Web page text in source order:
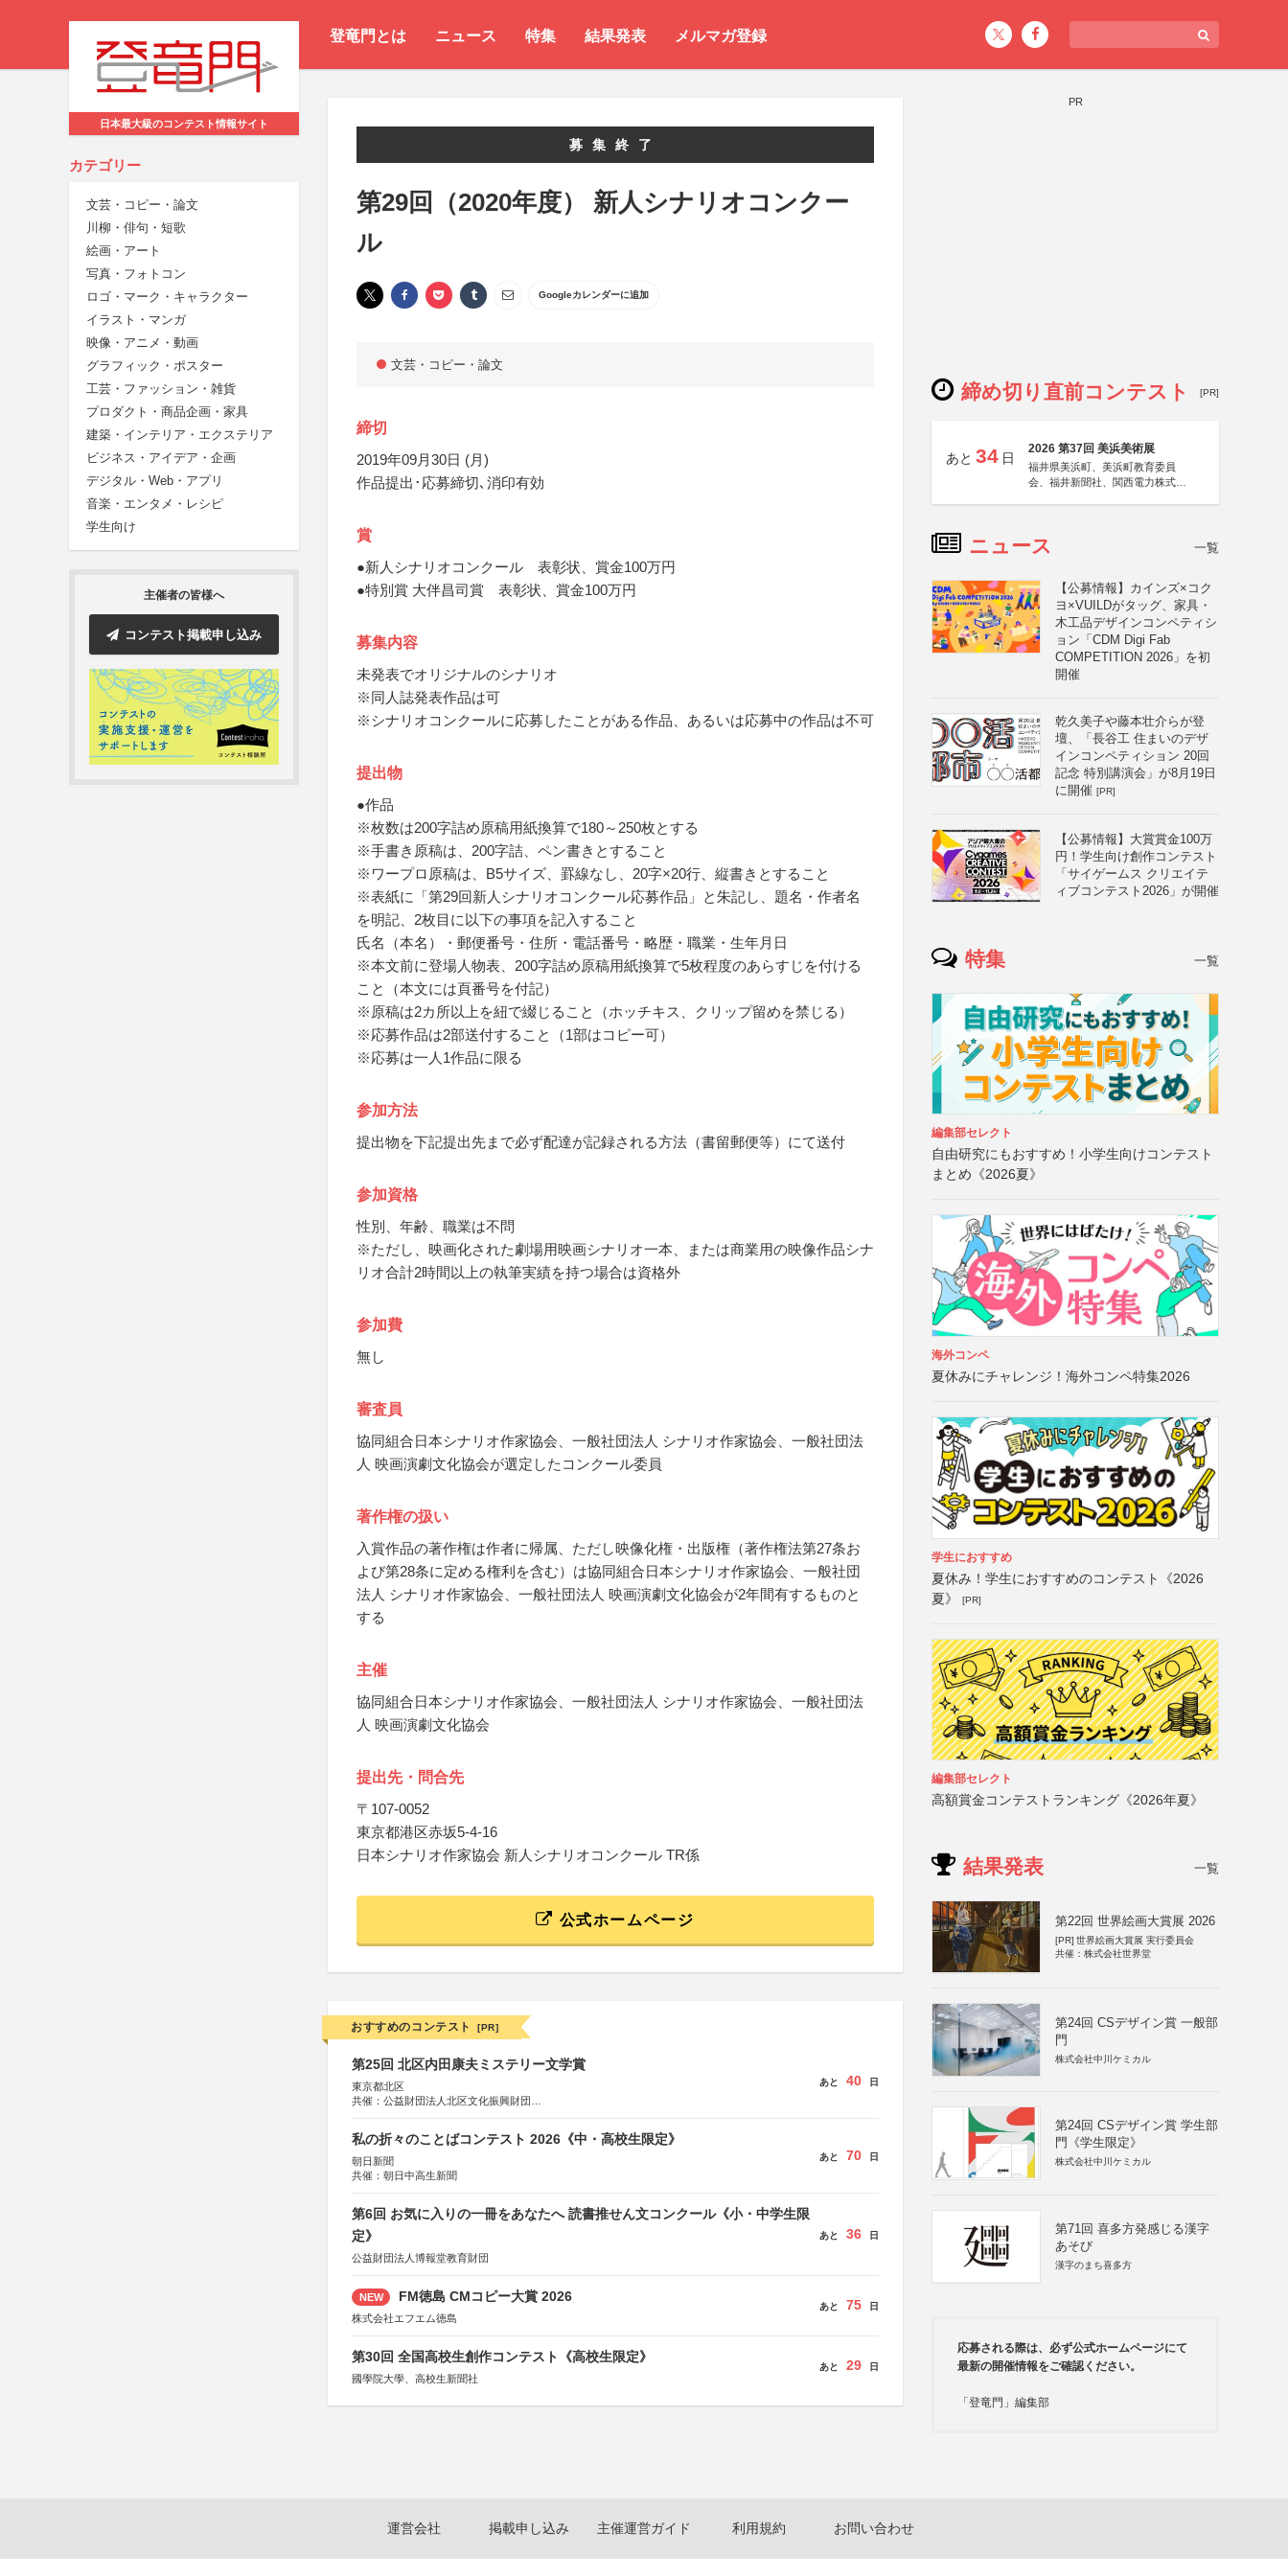
登竜門とは ニュース 特集 結果発表 メルマガ登録
日本最大級のコンテスト情報サイト
カテゴリー
文芸・コピー・論文
川柳・俳句・短歌
絵画・アート
写真・フォトコン
ロゴ・マーク・キャラクター
イラスト・マンガ
映像・アニメ・動画
グラフィック・ポスター
工芸・ファッション・雑貨
プロダクト・商品企画・家具
建築・インテリア・エクステリア
ビジネス・アイデア・企画
デジタル・Web・アプリ
音楽・エンタメ・レシピ
学生向け
主催者の皆様へ
コンテスト掲載申し込み
募集終了
第29回（2020年度） 新人シナリオコンクー
ル
Googleカレンダーに追加
文芸・コピー・論文
締切
2019年09月30日 (月)
作品提出･応募締切､消印有効
賞
●新人シナリオコンクール 表彰状、賞金100万円
●特別賞 大伴昌司賞 表彰状、賞金100万円
募集内容
未発表でオリジナルのシナリオ
※同人誌発表作品は可
※シナリオコンクールに応募したことがある作品、あるいは応募中の作品は不可
提出物
●作品
※枚数は200字詰め原稿用紙換算で180～250枚とする
※手書き原稿は、200字詰、ペン書きとすること
※ワープロ原稿は、B5サイズ、罫線なし、20字×20行、縦書きとすること
※表紙に「第29回新人シナリオコンクール応募作品」と朱記し、題名・作者名
を明記、2枚目に以下の事項を記入すること
氏名（本名）・郵便番号・住所・電話番号・略歴・職業・生年月日
※本文前に登場人物表、200字詰め原稿用紙換算で5枚程度のあらすじを付ける
こと（本文には頁番号を付記）
※原稿は2カ所以上を紐で綴じること（ホッチキス、クリップ留めを禁じる）
※応募作品は2部送付すること（1部はコピー可）
※応募は一人1作品に限る
参加方法
提出物を下記提出先まで必ず配達が記録される方法（書留郵便等）にて送付
参加資格
性別、年齢、職業は不問
※ただし、映画化された劇場用映画シナリオ一本、または商業用の映像作品シナ
リオ合計2時間以上の執筆実績を持つ場合は資格外
参加費
無し
審査員
協同組合日本シナリオ作家協会、一般社団法人 シナリオ作家協会、一般社団法
人 映画演劇文化協会が選定したコンクール委員
著作権の扱い
入賞作品の著作権は作者に帰属、ただし映像化権・出版権（著作権法第27条お
よび第28条に定める権利を含む）は協同組合日本シナリオ作家協会、一般社団
法人 シナリオ作家協会、一般社団法人 映画演劇文化協会が2年間有するものと
する
主催
協同組合日本シナリオ作家協会、一般社団法人 シナリオ作家協会、一般社団法
人 映画演劇文化協会
提出先・問合先
〒107-0052
東京都港区赤坂5-4-16
日本シナリオ作家協会 新人シナリオコンクール TR係
公式ホームページ
おすすめのコンテスト [PR]
第25回 北区内田康夫ミステリー文学賞
東京都北区
共催：公益財団法人北区文化振興財団
あと 40 日
私の折々のことばコンテスト 2026《中・高校生限定》
朝日新聞
共催：朝日中高生新聞
あと 70 日
第6回 お気に入りの一冊をあなたへ 読書推せん文コンクール《小・中学生限
定》
公益財団法人博報堂教育財団
あと 36 日
NEW FM徳島 CMコピー大賞 2026
株式会社エフエム徳島
あと 75 日
第30回 全国高校生創作コンテスト《高校生限定》
國學院大學、高校生新聞社
あと 29 日
PR
締め切り直前コンテスト [PR]
あと 34 日
2026 第37回 美浜美術展
福井県美浜町、美浜町教育委員
会、福井新聞社、関西電力株式会
ニュース 一覧
【公募情報】カインズ×コク
ヨ×VUILDがタッグ、家具・
木工品デザインコンペティシ
ョン「CDM Digi Fab
COMPETITION 2026」を初
開催
乾久美子や藤本壮介らが登
壇、「長谷工 住まいのデザ
インコンペティション 20回
記念 特別講演会」が8月19日
に開催 [PR]
【公募情報】大賞賞金100万
円！学生向け創作コンテスト
「サイゲームス クリエイテ
ィブコンテスト2026」が開催
特集 一覧
編集部セレクト
自由研究にもおすすめ！小学生向けコンテスト
まとめ《2026夏》
海外コンペ
夏休みにチャレンジ！海外コンペ特集2026
学生におすすめ
夏休み！学生におすすめのコンテスト《2026
夏》
[PR]
編集部セレクト
高額賞金コンテストランキング《2026年夏》
結果発表 一覧
第22回 世界絵画大賞展 2026
[PR] 世界絵画大賞展 実行委員会
共催：株式会社世界堂
第24回 CSデザイン賞 一般部
門
株式会社中川ケミカル
第24回 CSデザイン賞 学生部
門《学生限定》
株式会社中川ケミカル
第71回 喜多方発感じる漢字
あそび
漢字のまち喜多方
応募される際は、必ず公式ホームページにて
最新の開催情報をご確認ください。
「登竜門」編集部
運営会社 掲載申し込み 主催運営ガイド 利用規約 お問い合わせ